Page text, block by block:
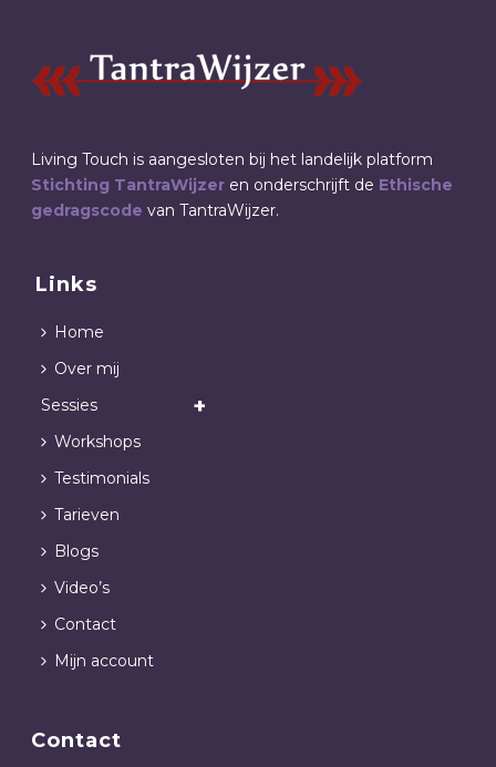
Living Touch is aangesloten bij het landelijk platform
Stichting TantraWijzer en onderschrijft de Ethische
gedragscode van TantraWijzer.
Links
Home
Over mij
Sessies
Workshops
Testimonials
Tarieven
Blogs
Video’s
Contact
Mijn account
Contact